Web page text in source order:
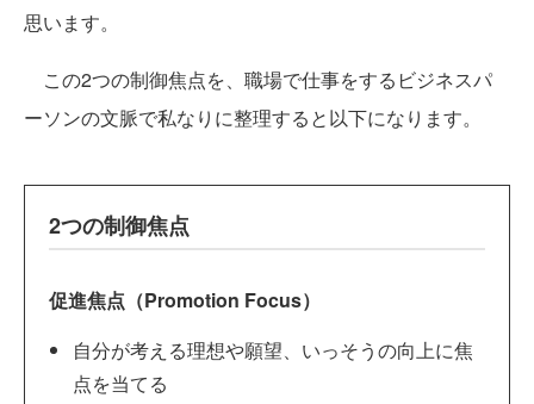
思います。
この2つの制御焦点を、職場で仕事をするビジネスパ
ーソンの文脈で私なりに整理すると以下になります。
2つの制御焦点
促進焦点（Promotion Focus）
自分が考える理想や願望、いっそうの向上に焦
点を当てる